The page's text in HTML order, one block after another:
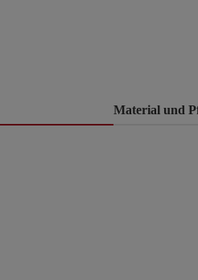
Material und